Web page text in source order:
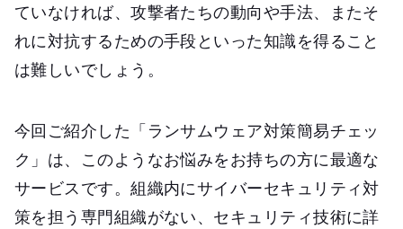
ていなければ、攻撃者たちの動向や手法、またそ
れに対抗するための手段といった知識を得ること
は難しいでしょう。
今回ご紹介した「ランサムウェア対策簡易チェッ
ク」は、このようなお悩みをお持ちの方に最適な
サービスです。組織内にサイバーセキュリティ対
策を担う専門組織がない、セキュリティ技術に詳